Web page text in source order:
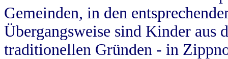
Gemeinden, in den
Übergangsweise sind Kinder aus
traditionellen Gründen - in